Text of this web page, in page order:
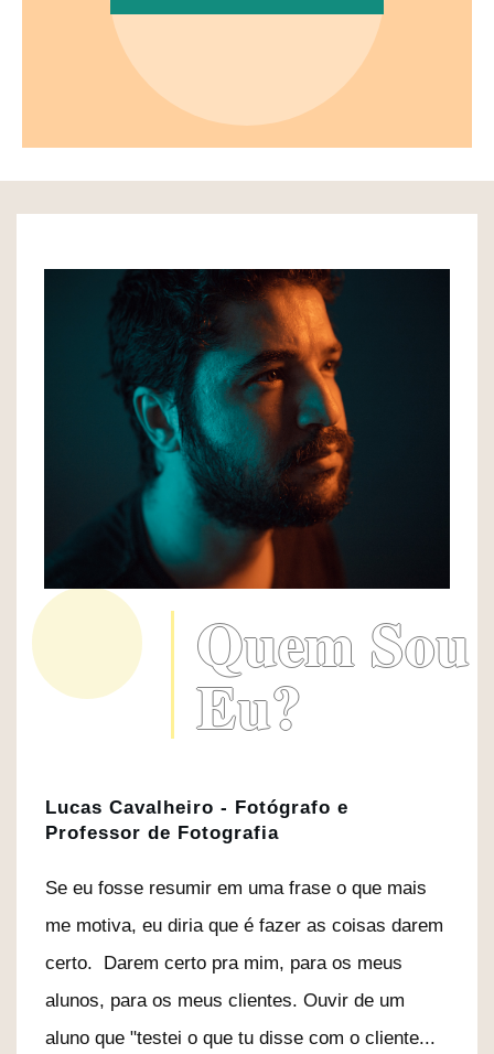
Quem Sou
Eu?
Lucas Cavalheiro - Fotógrafo e
Professor de Fotografia
Se eu fosse resumir em uma frase o que mais
me motiva, eu diria que é fazer as coisas darem
certo. Darem certo pra mim, para os meus
alunos, para os meus clientes. Ouvir de um
aluno que "testei o que tu disse com o cliente...